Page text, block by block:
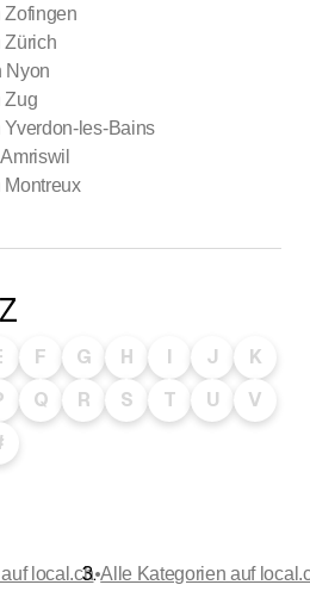
Zofingen
Zürich
Nyon
Zug
les-Bains
Montreux
F G H I J
K
Q R S T U
V
local.ch•Alle Kategorien auf